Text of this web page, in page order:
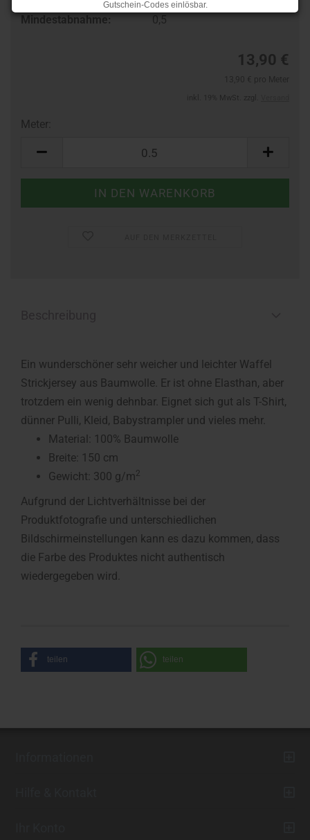
Gutschein-Codes einlösbar.
.
Rückstaus kann es jedoch zu längeren Lieferzeiten kommen.
Mindestabnahme:
0,5
13,90 €
Meter:
Ein wunderschöner sehr weicher und leichter Waffel
Strickjersey aus Baumwolle. Er ist ohne Elasthan, aber
trotzdem ein wenig dehnbar. Eignet sich gut als T-Shirt,
dünner Pulli, Kleid, Babystrampler und vieles mehr.
Material: 100% Baumwolle
Breite: 150 cm
Gewicht: 300 g/m2
Aufgrund der Lichtverhältnisse bei der
Produktfotografie und unterschiedlichen
Bildschirmeinstellungen kann es dazu kommen, dass
die Farbe des Produktes nicht authentisch
wiedergegeben wird.
teilen teilen